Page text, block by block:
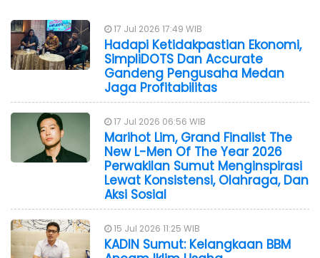
17 Jul 2026 17:49 WIB
Hadapi Ketidakpastian Ekonomi,
SimpliDOTS Dan Accurate
Gandeng Pengusaha Medan
Jaga Profitabilitas
17 Jul 2026 06:56 WIB
Marihot Lim, Grand Finalist The
New L-Men Of The Year 2026
Perwakilan Sumut Menginspirasi
Lewat Konsistensi, Olahraga, Dan
Aksi Sosial
15 Jul 2026 11:25 WIB
KADIN Sumut: Kelangkaan BBM